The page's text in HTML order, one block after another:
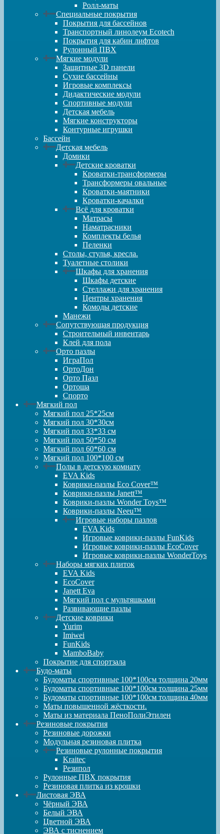
Ролл-маты
Специальные покрытия
Покрытия для бассейнов
Транспортный линолеум Ecotech
Покрытия для кабин лифтов
Рулонный ПВХ
Мягкие модули
Защитные 3D панели
Сухие бассейны
Игровые комплексы
Дидактические модули
Спортивные модули
Детская мебель
Мягкие конструкторы
Контурные игрушки
Бассейн
Детская мебель
Домики
Детские кроватки
Кроватки-трансформеры
Трансформеры овальные
Кроватки-маятники
Кроватки-качалки
Всё для кроватки
Матрасы
Наматрасники
Комплекты белья
Пеленки
Столы, стулья, кресла.
Туалетные столики
Шкафы для хранения
Шкафы детские
Стеллажи для хранения
Центры хранения
Комоды детские
Манежи
Сопутствующая продукция
Строительный инвентарь
Клей для пола
Орто пазлы
ИграПол
ОртоДон
Орто Пазл
Ортоша
Спорто
Мягкий пол
Мягкий пол 25*25см
Мягкий пол 30*30см
Мягкий пол 33*33 см
Мягкий пол 50*50 см
Мягкий пол 60*60 см
Мягкий пол 100*100 см
Полы в детскую комнату
EVA Kids
Коврики-пазлы Eco Cover™
Коврики-пазлы Janett™
Коврики-пазлы Wonder Toys™
Коврики-пазлы Neeu™
Игровые наборы пазлов
EVA Kids
Игровые коврики-пазлы FunKids
Игровые коврики-пазлы EcoCover
Игровые коврики-пазлы WonderToys
Наборы мягких плиток
EVA Kids
EcoCover
Janett Eva
Мягкий пол с мультяшками
Развивающие пазлы
Детские коврики
Yurim
Imiwei
FunKids
MamboBaby
Покрытие для спортзала
Будо-маты
Будоматы спортивные 100*100см толщина 20мм
Будоматы спортивные 100*100см толщина 25мм
Будоматы спортивные 100*100см толщина 40мм
Маты повышенной жёсткости.
Маты из материала ПеноПолиЭтилен
Резиновые покрытия
Резиновые дорожки
Модульная резиновая плитка
Резиновые рулонные покрытия
Kraitec
Резипол
Рулонные ПВХ покрытия
Резиновая плитка из крошки
Листовая ЭВА
Чёрный ЭВА
Белый ЭВА
Цветной ЭВА
ЭВА с тиснением